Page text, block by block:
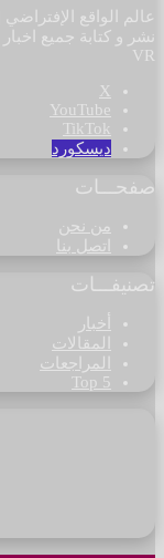
نشر و كتابة جميع
VR
‫X
‫YouTube
‫TikTok
ديسكورد
صفحـــات
من نحن
اتصل بنا
تصنيفـــات
أخبار
المقالات
المراجعات
Top 5